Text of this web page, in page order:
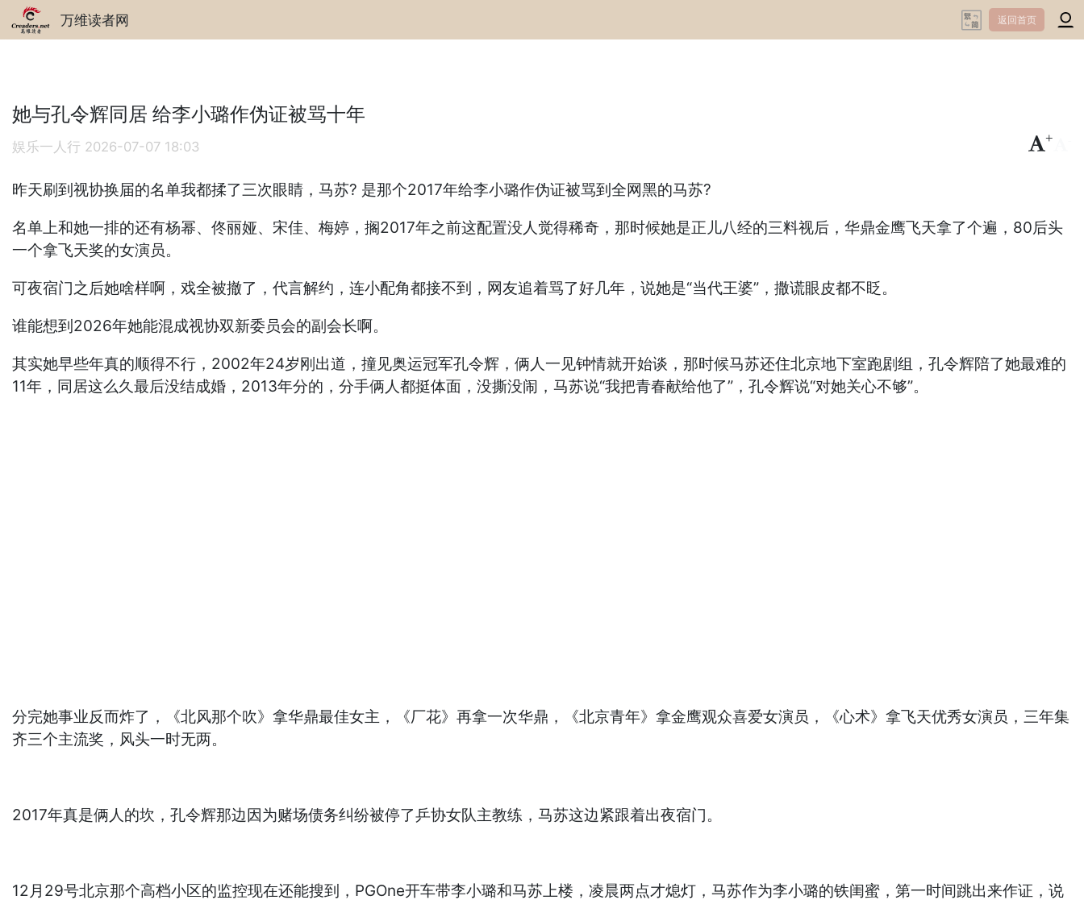
万维读者网 返回首页
她与孔令辉同居 给李小璐作伪证被骂十年
娱乐一人行 2026-07-07 18:03
+
昨天刷到视协换届的名单我都揉了三次眼睛，马苏? 是那个2017年给李小璐作伪证被骂到全网黑的马苏?
名单上和她一排的还有杨幂、佟丽娅、宋佳、梅婷，搁2017年之前这配置没人觉得稀奇，那时候她是正儿八经的三料视后，华鼎金鹰飞天拿了个遍，80后头
一个拿飞天奖的女演员。
可夜宿门之后她啥样啊，戏全被撤了，代言解约，连小配角都接不到，网友追着骂了好几年，说她是“当代王婆”，撒谎眼皮都不眨。
谁能想到2026年她能混成视协双新委员会的副会长啊。
其实她早些年真的顺得不行，2002年24岁刚出道，撞见奥运冠军孔令辉，俩人一见钟情就开始谈，那时候马苏还住北京地下室跑剧组，孔令辉陪了她最难的
11年，同居这么久最后没结成婚，2013年分的，分手俩人都挺体面，没撕没闹，马苏说“我把青春献给他了”，孔令辉说“对她关心不够”。
分完她事业反而炸了，《北风那个吹》拿华鼎最佳女主，《厂花》再拿一次华鼎，《北京青年》拿金鹰观众喜爱女演员，《心术》拿飞天优秀女演员，三年集
齐三个主流奖，风头一时无两。
2017年真是俩人的坎，孔令辉那边因为赌场债务纠纷被停了乒协女队主教练，马苏这边紧跟着出夜宿门。
12月29号北京那个高档小区的监控现在还能搜到，PGOne开车带李小璐和马苏上楼，凌晨两点才熄灯，马苏作为李小璐的铁闺蜜，第一时间跳出来作证，说